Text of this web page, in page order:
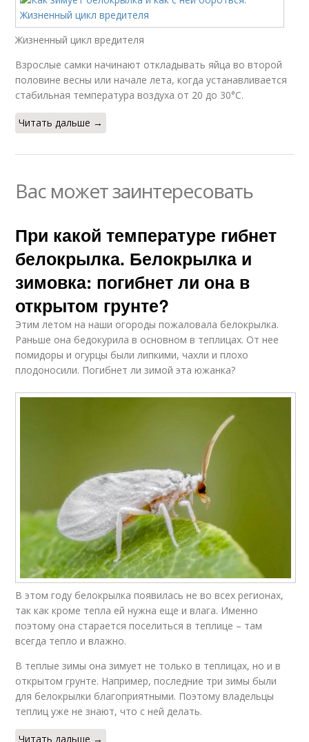
Жизненный цикл вредителя
Взрослые самки начинают откладывать яйца во второй
половине весны или начале лета, когда устанавливается
стабильная температура воздуха от 20 до 30°C.
Читать дальше →
Вас может заинтересовать
При какой температуре гибнет
белокрылка. Белокрылка и
зимовка: погибнет ли она в
открытом грунте?
Этим летом на наши огороды пожаловала белокрылка.
Раньше она бедокурила в основном в теплицах. От нее
помидоры и огурцы были липкими, чахли и плохо
плодоносили. Погибнет ли зимой эта южанка?
В этом году белокрылка появилась не во всех регионах,
так как кроме тепла ей нужна еще и влага. Именно
поэтому она старается поселиться в теплице – там
всегда тепло и влажно.
В теплые зимы она зимует не только в теплицах, но и в
открытом грунте. Например, последние три зимы были
для белокрылки благоприятными. Поэтому владельцы
теплиц уже не знают, что с ней делать.
Читать дальше →